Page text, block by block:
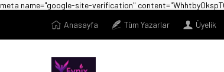
meta name="google-site-verification"
Anasayfa
Tüm Yazarlar Üyelik